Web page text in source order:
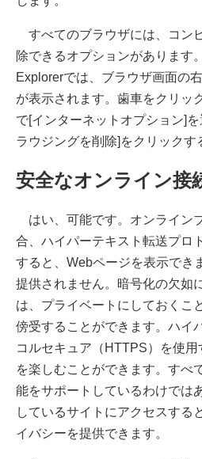
すべてのブラウザには、コン
除できるオプションがあります
Explorerでは、ブラウザ画面の
が表示されます。歯車をクリッ
で[インターネットオプション]
ラウジングを削除]をクリックす
安全なオンライン接
はい、可能です。オンライン
合、ハイパーテキスト転送プロ
すると、Webページを表示でき
提供されません。暗号化の欠如
は、プライベートにしておくこ
傍受することができます。ハイ
コルセキュア（HTTPS）を使
を楽しむことができます。すべ
能をサポートしているわけでは
しているサイトにアクセスする
イバシーを提供できます。